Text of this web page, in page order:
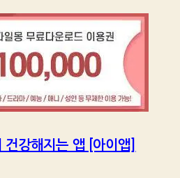
강해지는 앱 [아이앱]